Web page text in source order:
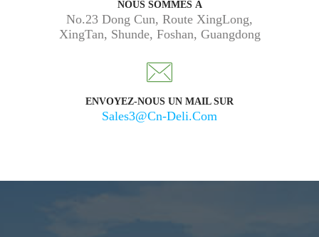
NOUS SOMMES À
No.23 Dong Cun, Route XingLong,
XingTan, Shunde, Foshan, Guangdong
ENVOYEZ-NOUS UN MAIL SUR
Sales3@cn-Deli.com